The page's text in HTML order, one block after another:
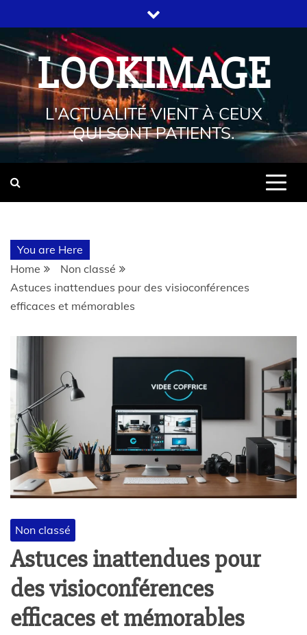
LOOKIMAGE
L'ACTUALITÉ VIENT À CEUX
QUI SONT PATIENTS.
You are Here
Home
Non classé
Astuces inattendues pour des visioconférences
efficaces et mémorables
Non classé
Astuces inattendues pour
des visioconférences
efficaces et mémorables